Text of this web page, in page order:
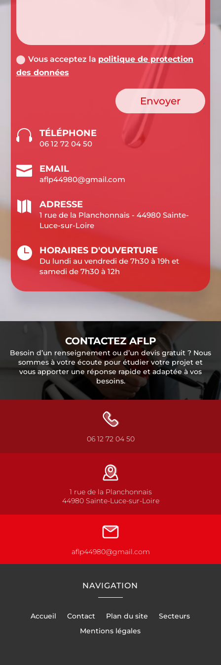
Vous acceptez la politique de protection
des données
Envoyer
 TÉLÉPHONE
06 12 72 04 50
 EMAIL
aflp44980@gmail.com
 ADRESSE
1 rue de la Planchonnais - 44980 Sainte-
Luce-sur-Loire
 HORAIRES D'OUVERTURE
Du lundi au vendredi de 7h30 à 19h et
samedi de 7h30 à 12h
CONTACTEZ AFLP
Besoin d’un renseignement ou d’un devis gratuit ? Nous
sommes à votre écoute pour étudier votre projet et
vous apporter une réponse rapide et adaptée à vos
besoins.
06 12 72 04 50
1 rue de la Planchonnais
44980 Sainte-Luce-sur-Loire
aflp44980@gmail.com
NAVIGATION
Accueil Contact Plan du site
Secteurs
Mentions légales